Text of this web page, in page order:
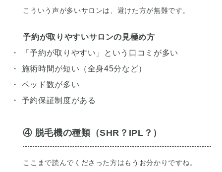
こういう声が多いサロンは、避けた方が無難です。
予約が取りやすいサロンの見極め方
・ 「予約が取りやすい」という口コミが多い
・ 施術時間が短い（全身45分など）
・ ベッド数が多い
・ 予約保証制度がある
④ 脱毛機の種類（SHR？IPL？）
ここまで読んでくださった方はもうお分かりですね。